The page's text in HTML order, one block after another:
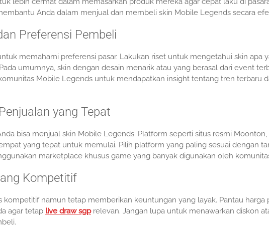
Anda dalam menjual dan membeli skin Mobile Legends secara
Preferensi Pembeli
memahami preferensi pasar. Lakukan riset untuk mengetahui skin apa
umumnya, skin dengan desain menarik atau yang berasal dari event
Mobile Legends untuk mendapatkan insight tentang tren terbaru
yang Tepat
bisa menjual skin Mobile Legends. Platform seperti situs resmi
yang tepat untuk memulai. Pilih platform yang paling sesuai dengan
marketplace khusus game yang banyak digunakan oleh
Kompetitif
kompetitif namun tetap memberikan keuntungan yang layak. Pantau harga
agar tetap live draw sgp relevan. Jangan lupa untuk menawarkan diskon